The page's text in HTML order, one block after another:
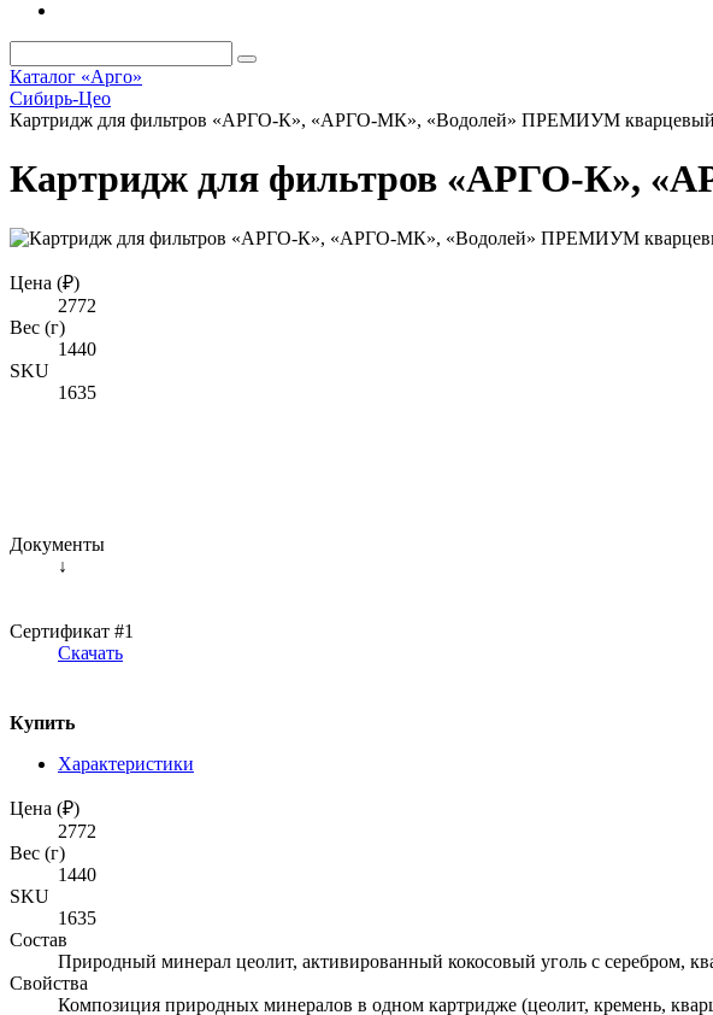
Каталог «Арго»
Сибирь-Цео
Картридж для фильтров «АРГО-К», «АРГО-МК», «Водолей» ПРЕМИУМ кварцевый
Картридж для фильтров «АРГО-К»,
Цена (₽)
2772
Вес (г)
1440
SKU
1635
Документы
↓
Сертификат #1
Скачать
Купить
Характеристики
Цена (₽)
2772
Вес (г)
1440
SKU
1635
Состав
Природный минерал цеолит, активированный кокосовый уголь с серебром,
Свойства
Композиция природных минералов в одном картридже (цеолит, кремень,